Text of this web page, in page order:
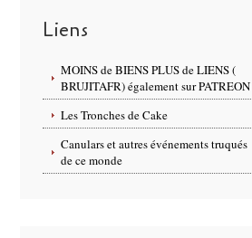
Liens
MOINS de BIENS PLUS de LIENS (
BRUJITAFR) également sur PATREON
Les Tronches de Cake
Canulars et autres événements truqués
de ce monde